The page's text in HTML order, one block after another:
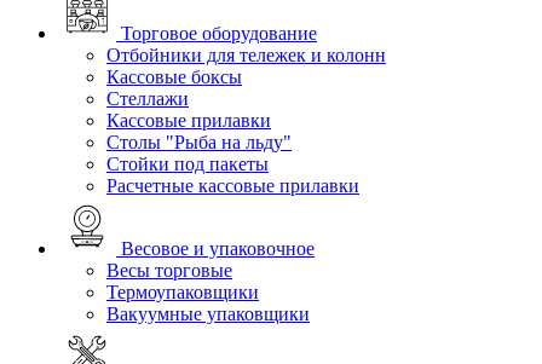
Торговое оборудование
Отбойники для тележек и колонн
Кассовые боксы
Стеллажи
Кассовые прилавки
Столы "Рыба на льду"
Стойки под пакеты
Расчетные кассовые прилавки
Весовое и упаковочное
Весы торговые
Термоупаковщики
Вакуумные упаковщики